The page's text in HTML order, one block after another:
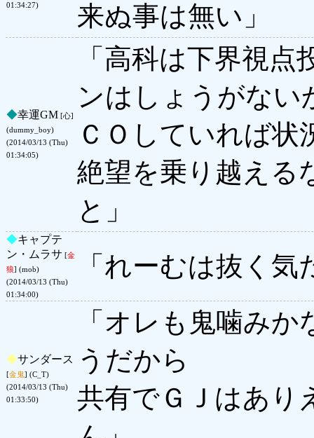
01:34:27)
来ぬ事は無い」
◆幸運GM [心]
(dummy_boy)
(2014/03/13 (Thu)
01:34:05)
「高科は下界視
ンはしょうがない
ＣＯしていれば
絶望を乗り越える
と」
◆キャプテ
ン・ムラサ [金
狼] (mob)
(2014/03/13 (Thu)
01:34:00)
「れーむは抜く
◆サンダース
[金鬼] (C_T)
(2014/03/13 (Thu)
01:33:50)
「オレも鬼噛み
うだから
共有でＧＪはあり